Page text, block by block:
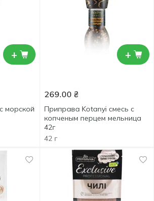
+
морской
+
269.00 ₴
Приправа Kotanyi смесь с
копченым перцем мельница
42г
42 г